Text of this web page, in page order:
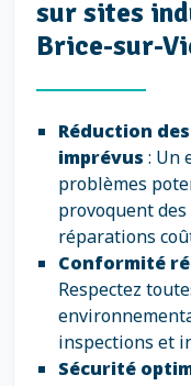
sur sites
Brice-sur-
Réduction
imprévus : Un
problèmes
provoquent
réparations
Conformité
Respectez
inspections et
Sécurité